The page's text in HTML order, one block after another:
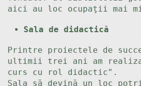
aici au loc ocupaţii mai
Sala de didactică
Printre proiectele de
ultimii trei ani am
curs cu rol didactic".
Sala să devină un loc